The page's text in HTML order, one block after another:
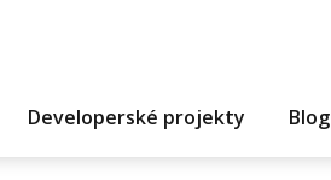
Developerské projekty Blog